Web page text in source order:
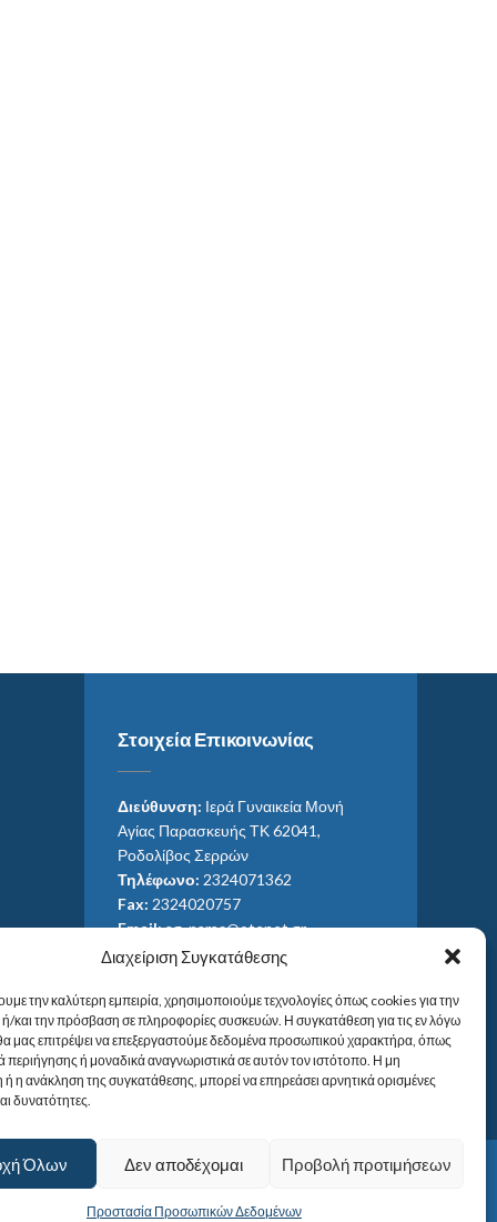
Διαχείριση Συγκατάθεσης
την καλύτερη εμπειρία, χρησιμοποιούμε τεχνολογίες όπως cookies για την
και την πρόσβαση σε πληροφορίες συσκευών. Η συγκατάθεση για τις εν λόγω
μας επιτρέψει να επεξεργαστούμε δεδομένα προσωπικού χαρακτήρα, όπως
ή μοναδικά αναγνωριστικά σε αυτόν τον ιστότοπο. Η μη
η ανάκληση της συγκατάθεσης, μπορεί να επηρεάσει αρνητικά ορισμένες
δυνατότητες.
Όλων Δεν αποδέχομαι Προβολή προτιμήσεων
Προστασία Προσωπικών Δεδομένων
Στοιχεία Επικοινωνίας
Διεύθυνση: Ιερά Γυναικεία Μονή
Αγίας Παρασκευής ΤΚ 62041,
Ροδολίβος Σερρών
Τηλέφωνο: 2324071362
Fax: 2324020757
Email:ag_paras@otenet.gr
Email:info@im-agparaskevis.gr
Από ανατολή έως και δύση του ηλίου.